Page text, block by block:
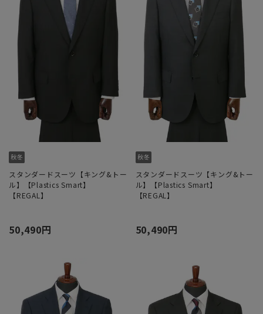
スタンダードスーツ【キング&トー
ル】【Plastics Smart】
【REGAL】
50,490円
スタンダードスーツ【キング&トー
ル】【Plastics Smart】
【REGAL】
50,490円